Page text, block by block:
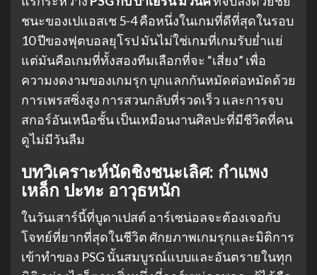
ชนะของเปแอสเช 5-4 คือหนึ่งในเกมที่ดีที่สุดในรอบ
10 ปีของฟุตบอลยุโรป มันไม่ใช่เกมที่เกมรับย่ำแย่
แต่มันคือเกมที่ทั้งสองทีมเลือกที่จะ “เสี่ยง” เพื่อ
ความงดงามของเกมรุก บุกแลกกันหมัดต่อหมัดด้วย
การเพรสซิ่งสูง การสวนกลับที่รวดเร็ว และการจบ
สกอร์อันเหนือชั้น เป็นเหมือนงานศิลปะที่มีชีวิตที่คน
ดูไม่มีวันลืม
บทวิเคราะห์นัดชิงชนะเลิศ: กำแพง
เหล็ก ปะทะ อาวุธหนัก
ในวันเสาร์นี้ที่บูดาเปสต์ อาร์เซน่อลจะต้องเจอกับ
โจทย์ที่ยากที่สุดในชีวิต ศักยภาพเกมรุกและมิติการ
เข้าทำของ PSG นั้นสมบูรณ์แบบและอันตรายในทุก